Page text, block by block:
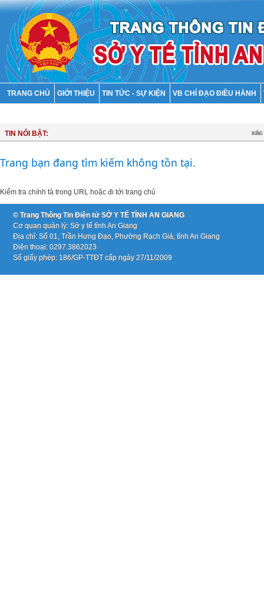
TRANG CHỦ GIỚI THIỆU TIN TỨC - SỰ KIỆN VB CHỈ ĐẠO ĐIỀU HÀNH
TIN NỔI BẬT: xác
Trang bạn đang tìm kiếm không tồn tại.
Kiểm tra chính tả trong URL hoặc đi tới trang chủ
© Trang Thông Tin Điện tử SỞ Y TẾ TỈNH AN GIANG
Cơ quan quản lý: Sở y tế tỉnh An Giang
Địa chỉ: Số 01, Trần Hưng Đạo, Phường Rạch Giá, tỉnh An Giang
Điện thoại: 0297.3862023
Số giấy phép: 186/GP-TTĐT cấp ngày 27/11/2009